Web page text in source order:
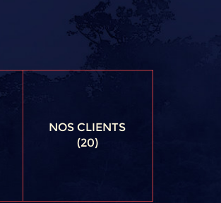
NOS CLIENTS
(20)